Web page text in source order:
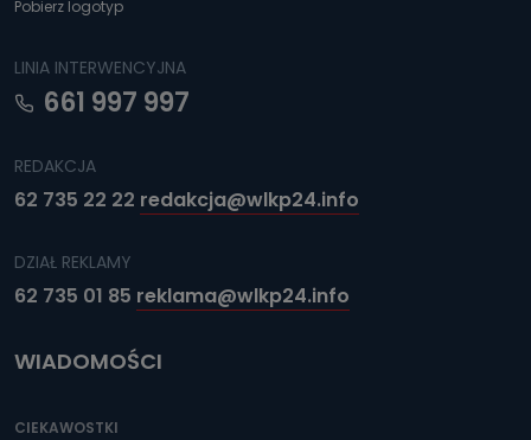
Pobierz logotyp
LINIA INTERWENCYJNA
661 997 997
REDAKCJA
62 735 22 22 redakcja@wlkp24.info
DZIAŁ REKLAMY
62 735 01 85 reklama@wlkp24.info
WIADOMOŚCI
CIEKAWOSTKI